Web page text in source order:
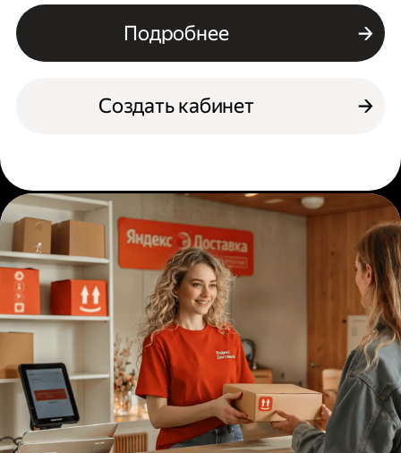
Подробнее
Создать кабинет